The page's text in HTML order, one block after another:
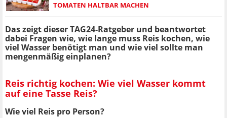
TOMATEN HALTBAR MACHEN
Das zeigt dieser TAG24-Ratgeber und beantwortet
dabei Fragen wie, wie lange muss Reis kochen, wie
viel Wasser benötigt man und wie viel sollte man
mengenmäßig einplanen?
Reis richtig kochen: Wie viel Wasser kommt
auf eine Tasse Reis?
Wie viel Reis pro Person?